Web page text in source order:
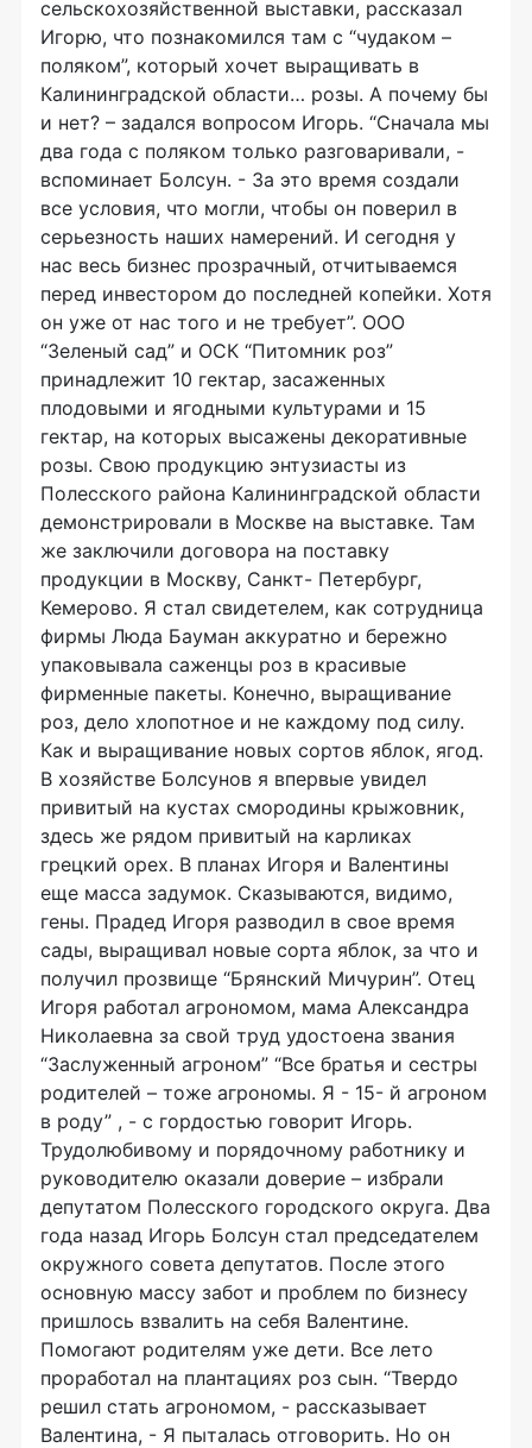
сельскохозяйственной выставки, рассказал
Игорю, что познакомился там с “чудаком –
поляком”, который хочет выращивать в
Калининградской области… розы. А почему бы
и нет? – задался вопросом Игорь. “Сначала мы
два года с поляком только разговаривали, -
вспоминает Болсун. - За это время создали
все условия, что могли, чтобы он поверил в
серьезность наших намерений. И сегодня у
нас весь бизнес прозрачный, отчитываемся
перед инвестором до последней копейки. Хотя
он уже от нас того и не требует”. ООО
“Зеленый сад” и ОСК “Питомник роз”
принадлежит 10 гектар, засаженных
плодовыми и ягодными культурами и 15
гектар, на которых высажены декоративные
розы. Свою продукцию энтузиасты из
Полесского района Калининградской области
демонстрировали в Москве на выставке. Там
же заключили договора на поставку
продукции в Москву, Санкт- Петербург,
Кемерово. Я стал свидетелем, как сотрудница
фирмы Люда Бауман аккуратно и бережно
упаковывала саженцы роз в красивые
фирменные пакеты. Конечно, выращивание
роз, дело хлопотное и не каждому под силу.
Как и выращивание новых сортов яблок, ягод.
В хозяйстве Болсунов я впервые увидел
привитый на кустах смородины крыжовник,
здесь же рядом привитый на карликах
грецкий орех. В планах Игоря и Валентины
еще масса задумок. Сказываются, видимо,
гены. Прадед Игоря разводил в свое время
сады, выращивал новые сорта яблок, за что и
получил прозвище “Брянский Мичурин”. Отец
Игоря работал агрономом, мама Александра
Николаевна за свой труд удостоена звания
“Заслуженный агроном” “Все братья и сестры
родителей – тоже агрономы. Я - 15- й агроном
в роду” , - с гордостью говорит Игорь.
Трудолюбивому и порядочному работнику и
руководителю оказали доверие – избрали
депутатом Полесского городского округа. Два
года назад Игорь Болсун стал председателем
окружного совета депутатов. После этого
основную массу забот и проблем по бизнесу
пришлось взвалить на себя Валентине.
Помогают родителям уже дети. Все лето
проработал на плантациях роз сын. “Твердо
решил стать агрономом, - рассказывает
Валентина, - Я пыталась отговорить. Но он